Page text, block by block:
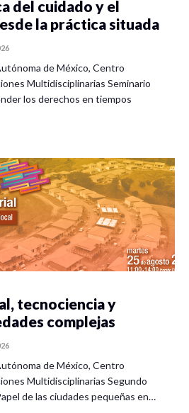
del cuidado y el
la práctica situada
de México, Centro
Multidisciplinarias Seminario
los derechos en tiempos
tecnociencia y
complejas
de México, Centro
Multidisciplinarias Segundo
de las ciudades pequeñas en…